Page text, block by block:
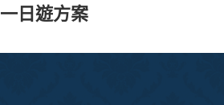
一日遊方案